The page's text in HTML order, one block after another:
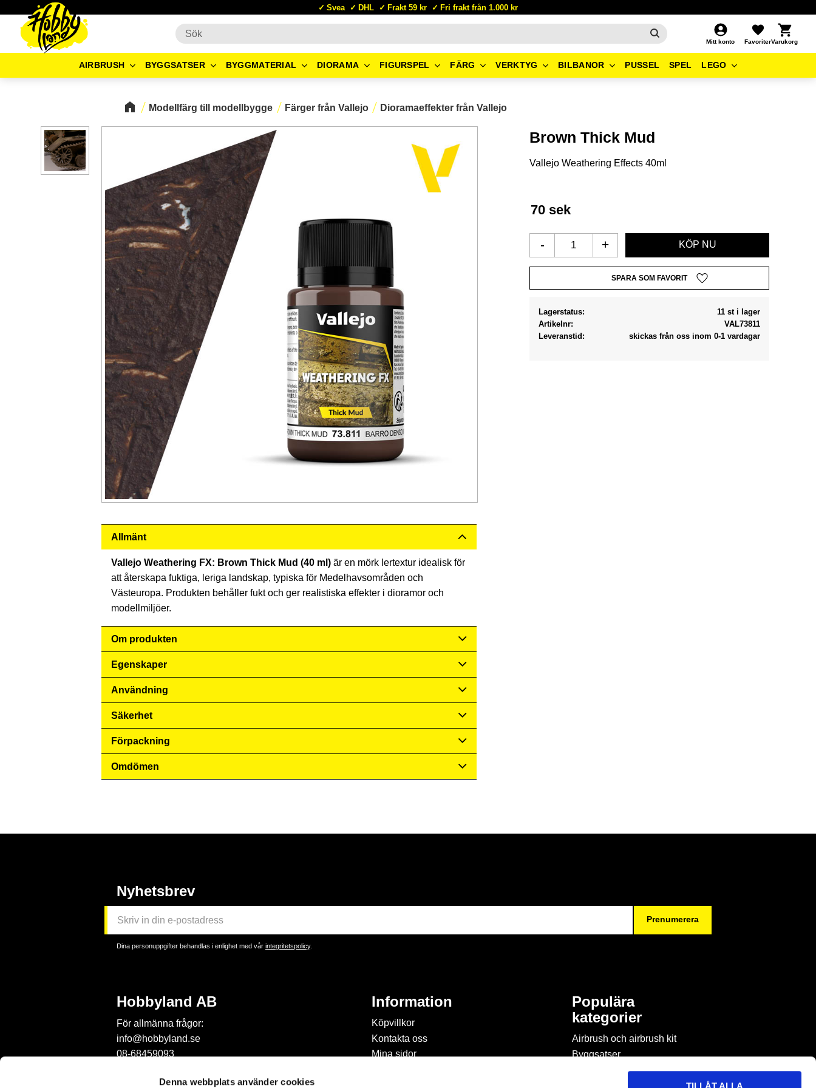
Denna webbplats använder cookies
Svea DHL Frakt 59 kr Fri frakt från 1.000 kr
Mitt konto
Favoriter
Kundvagn
AIRBRUSH BYGGSATSER BYGGMATERIAL DIORAMA FIGURSPEL FÄRG VERKTYG BILBANOR PUSSEL SPEL LEGO
Modellfärg till modellbygge Färger från Vallejo Dioramaeffekter från Vallejo
Brown Thick Mud
Vallejo Weathering Effects 40ml
70 sek
+
-
Lägg till i favoriter
Lagerstatus
11 st i lager
Artikelnr
VAL73811
Leveranstid
skickas från oss inom 0-1 vardagar
Allmänt
Vallejo Weathering FX: Brown Thick Mud (40 ml) är en mörk lertextur idealisk för
att återskapa fuktiga, leriga landskap, typiska för Medelhavsområden och
Västeuropa. Produkten behåller fukt och ger realistiska effekter i dioramor och
modellmiljöer.
Om produkten
Egenskaper
Användning
Säkerhet
Förpackning
Omdömen
Nyhetsbrev
Prenumerera
Dina personuppgifter behandlas i enlighet med vår integritetspolicy.
Hobbyland AB
För allmänna frågor:
info@hobbyland.se
08-68459093
Information
Köpvillkor
Kontakta oss
Mina sidor
Populära
kategorier
Airbrush och airbrush kit
Byggsatser
Böcker & tidningar om